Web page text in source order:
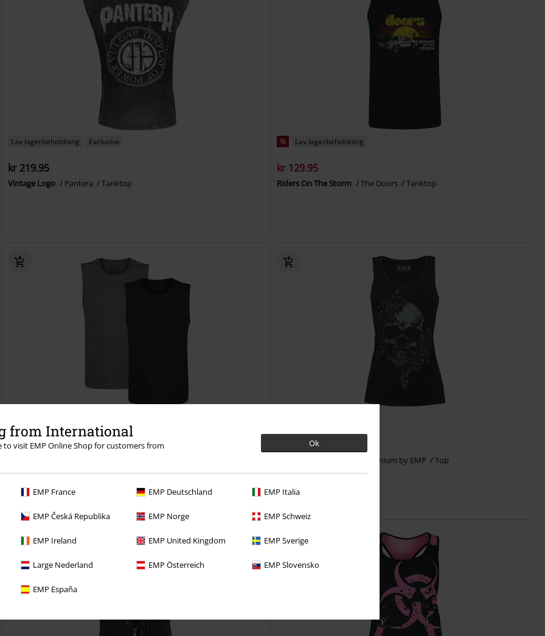
from International
to visit EMP Online Shop for customers from
Ok
EMP France EMP Deutschland EMP Italia
EMP Česká Republika EMP Norge EMP Schweiz
EMP Ireland EMP United Kingdom EMP Sverige
Large Nederland EMP Österreich EMP Slovensko
EMP España
Lav lagerbeholdning Exclusive
kr 219.95
Vintage Logo Pantera Tanktop
% Lav lagerbeholdning
kr 129.95
Riders On The Storm The Doors Tanktop
MSRPkr 399.95
kr 159.95
MSRPkr 299.95
kr 103.95
Black Premium by EMP Top